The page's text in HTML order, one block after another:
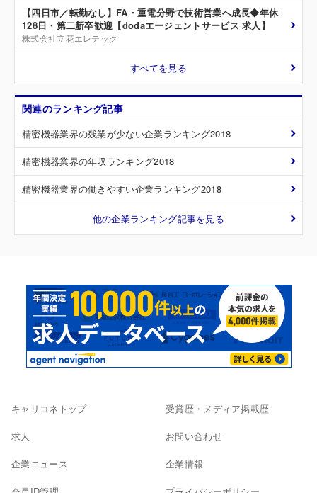
【四日市／転勤なし】FA・重電分野で技術営業へ成長◆年休
128日・第二新卒歓迎【dodaエージェントサービス 求人】
株式会社立花エレテック
すべてを見る
関連のランキング記事
精密機器業界の残業が少ない企業ランキング2018
精密機器業界の年収ランキング2018
精密機器業界の働きやすい企業ランキング2018
他の企業ランキング記事を見る
キャリコネトップ
求人
企業ニュース
受賞歴・メディア掲載歴
お問い合わせ
企業情報